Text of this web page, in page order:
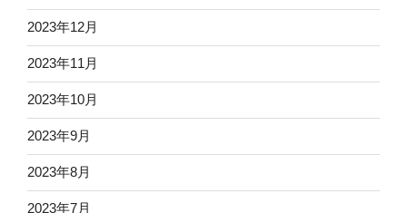
2023年12月
2023年11月
2023年10月
2023年9月
2023年8月
2023年7月